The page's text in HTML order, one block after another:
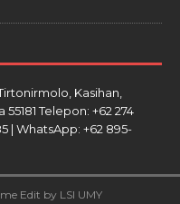
Kasihan,
Telepon: +62 274
| WhatsApp: +62 895-
Edit by LSI UMY